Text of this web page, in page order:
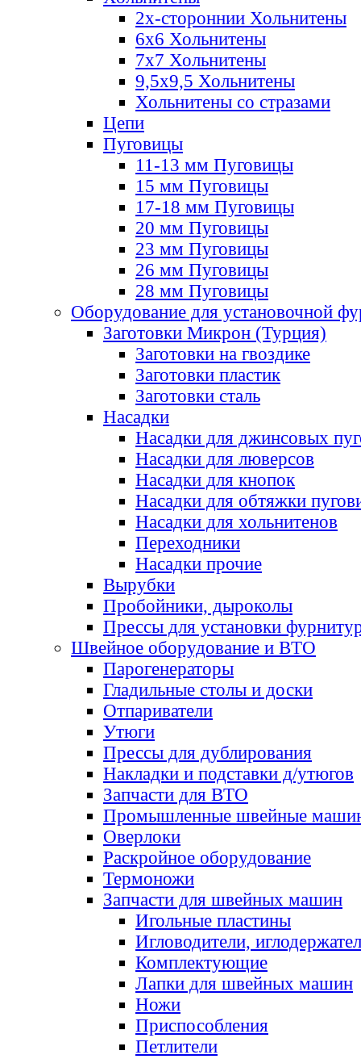
2х-стороннии Хольнитены
6х6 Хольнитены
7х7 Хольнитены
9,5х9,5 Хольнитены
Хольнитены со стразами
Цепи
Пуговицы
11-13 мм Пуговицы
15 мм Пуговицы
17-18 мм Пуговицы
20 мм Пуговицы
23 мм Пуговицы
26 мм Пуговицы
28 мм Пуговицы
Оборудование для установочной
Заготовки Микрон (Турция)
Заготовки на гвоздике
Заготовки пластик
Заготовки сталь
Насадки
Насадки для джинсовых
Насадки для люверсов
Насадки для кнопок
Насадки для обтяжки
Насадки для хольнитенов
Переходники
Насадки прочие
Вырубки
Пробойники, дыроколы
Прессы для установки
Швейное оборудование и ВТО
Парогенераторы
Гладильные столы и доски
Отпариватели
Утюги
Прессы для дублирования
Накладки и подставки д/утюгов
Запчасти для ВТО
Промышленные швейные
Оверлоки
Раскройное оборудование
Термоножи
Запчасти для швейных машин
Игольные пластины
Игловодители,
Комплектующие
Лапки для швейных машин
Ножи
Приспособления
Петлители